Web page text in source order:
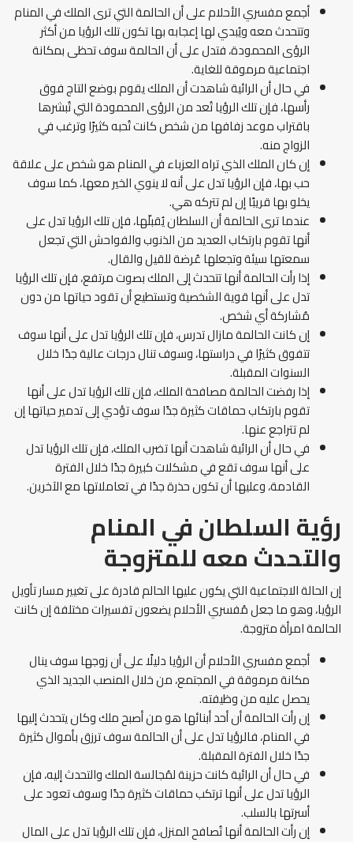
أجمع مفسري الأحلام على أن الحالمة التي ترى الملك في المنام
وتتحدث معه ويُبدي لها إعجابه بها تكون تلك الرؤيا من أكثر
الرؤى المحمودة، فتدل على أن الحالمة سوف تحظى بمكانة
اجتماعية مرموقة للغاية.
في حال أن الرائية شاهدت أن الملك يقوم بوضع التاج فوق
رأسها، فإن تلك الرؤيا تُعد من الرؤى المحمودة التي تُبشرها
باقتراب موعد زفافها من شخص كانت تُحبه كثيرًا وترغب في
الزواج منه.
إن كان الملك الذي تراه العزباء في المنام هو شخص على علاقة
حب بها، فإن الرؤيا تدل على أنه لا ينوي الخير معها، كما سوف
يخلو بها قريبًا إن لم تتركه هي.
عندما ترى الحالمة أن السلطان يُقبلّها، فإن تلك الرؤيا تدل على
أنها تقوم بارتكاب العديد من الذنوب والفواحش التي تجعل
سمعتها سيئة وتجعلها عُرضة للقيل والقال.
إذا رأت الحالمة أنها تتحدث إلى الملك بصوت مرتفع، فإن تلك الرؤيا
تدل على أنها قوية الشخصية وتستطيع أن تقود حياتها من دون
مُشاركة أي شخص.
إن كانت الحالمة مازال تدرس، فإن تلك الرؤيا تدل على أنها سوف
تتفوق كثيرًا في دراستها، وسوف تنال درجات عالية جدًا خلال
السنوات المقبلة.
إذا رفضت الحالمة مصافحة الملك، فإن تلك الرؤيا تدل على أنها
تقوم بارتكاب حماقات كثيرة جدًا سوف تؤدي إلى تدمير حياتها إن
لم تتراجع عنها.
في حال أن الرائية شاهدت أنها تضرب الملك، فإن تلك الرؤيا تدل
على أنها سوف تقع في مشكلات كبيرة جدًا خلال الفترة
القادمة، وعليها أن تكون حذرة جدًا في تعاملاتها مع الآخرين.
رؤية السلطان في المنام
والتحدث معه للمتزوجة
إن الحالة الاجتماعية التي يكون عليها الحالم قادرة على تغيير مسار تأويل
الرؤيا، وهو ما جعل مُفسري الأحلام يضعون تفسيرات مختلفة إن كانت
الحالمة امرأة متزوجة.
أجمع مفسري الأحلام أن الرؤيا دليلًا على أن زوجها سوف ينال
مكانة مرموقة في المجتمع، من خلال المنصب الجديد الذي
يحصل عليه من وظيفته.
إن رأت الحالمة أن أحد أبنائها هو من أصبح ملك وكان يتحدث إليها
في المنام، فالرؤيا تدل على أن الحالمة سوف ترزق بأموال كثيرة
جدًا خلال الفترة المقبلة.
في حال أن الرائية كانت حزينة لمُجالسة الملك والتحدث إليه، فإن
الرؤيا تدل على أنها ترتكب حماقات كثيرة جدًا وسوف تعود على
أسرتها بالسلب.
إن رأت الحالمة أنها تُصافح المنزل، فإن تلك الرؤيا تدل على المال